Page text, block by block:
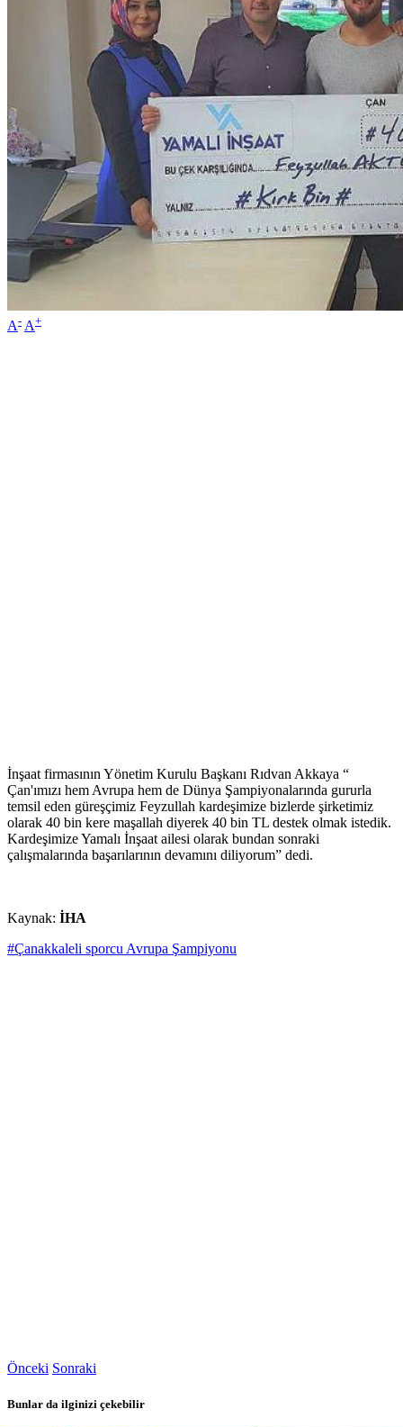
A- A+
İnşaat firmasının Yönetim Kurulu Başkanı Rıdvan Akkaya “
Çan'ımızı hem Avrupa hem de Dünya Şampiyonalarında gururla
temsil eden güreşçimiz Feyzullah kardeşimize bizlerde şirketimiz
olarak 40 bin kere maşallah diyerek 40 bin TL destek olmak istedik.
Kardeşimize Yamalı İnşaat ailesi olarak bundan sonraki
çalışmalarında başarılarının devamını diliyorum” dedi.
Kaynak: İHA
#Çanakkaleli sporcu Avrupa Şampiyonu
Önceki Sonraki
Bunlar da ilginizi çekebilir